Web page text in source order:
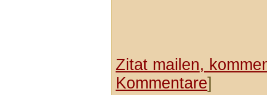
Zitat mailen,
Kommentare]